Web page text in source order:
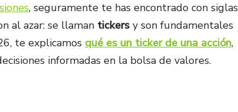
, seguramente te has encontrado con siglas
al azar: se llaman tickers y son fundamentales
te explicamos qué es un ticker de una acción,
informadas en la bolsa de valores.